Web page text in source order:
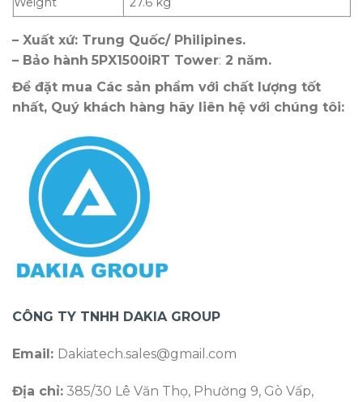
– Xuất xứ: Trung Quốc/ Philipines.
– Bảo hành 5PX1500iRT Tower: 2 năm.
Để đặt mua Các sản phẩm với chất lượng tốt
nhất, Quý khách hàng hãy liên hệ với chúng tôi:
CÔNG TY TNHH DAKIA GROUP
Email: Dakiatech.sales@gmail.com
Địa chỉ: 385/30 Lê Văn Thọ, Phường 9, Gò Vấp,